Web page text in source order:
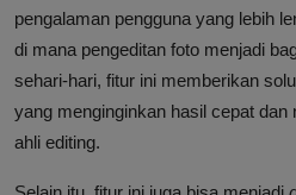
pengalaman pengguna yang lebih
di mana pengeditan foto menjadi
sehari-hari, fitur ini memberikan
yang menginginkan hasil cepat dan
ahli editing.